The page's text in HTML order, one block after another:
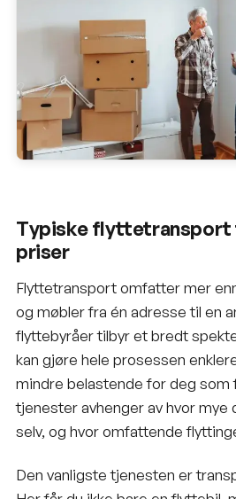
Typiske flyttetransport
priser
Flyttetransport omfatter mer
og møbler fra én adresse til en
flyttebyråer tilbyr et bredt
kan gjøre hele prosessen
mindre belastende for deg som
tjenester avhenger av hvor mye
selv, og hvor omfattende
Den vanligste tjenesten er